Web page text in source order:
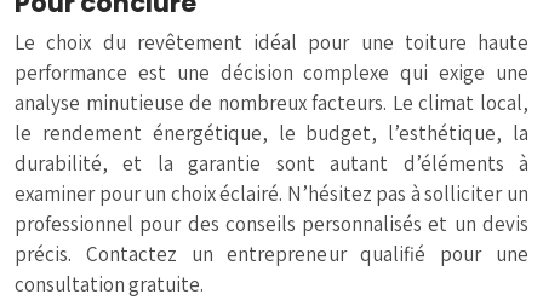
Le choix du revêtement idéal pour une toiture haute
performance est une décision complexe qui exige une
analyse minutieuse de nombreux facteurs. Le climat local,
le rendement énergétique, le budget, l’esthétique, la
durabilité, et la garantie sont autant d’éléments à
examiner pour un choix éclairé. N’hésitez pas à solliciter un
professionnel pour des conseils personnalisés et un devis
précis. Contactez un entrepreneur qualifié pour une
consultation gratuite.